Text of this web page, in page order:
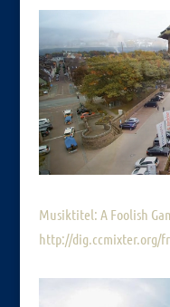
Musiktitel: A Foolish
http://dig.ccmixter.org/